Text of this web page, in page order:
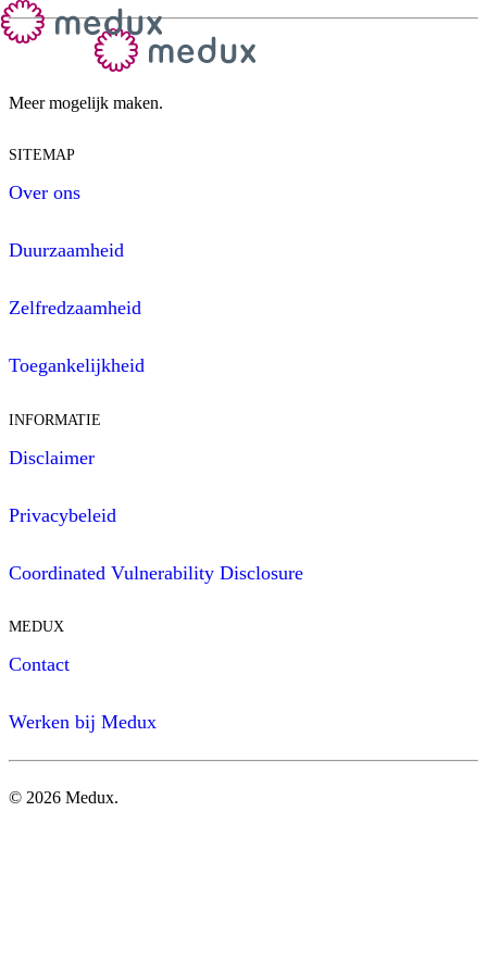
Meer mogelijk maken.
SITEMAP
Over ons
Duurzaamheid
Zelfredzaamheid
Toegankelijkheid
INFORMATIE
Disclaimer
Privacybeleid
Coordinated Vulnerability Disclosure
MEDUX
Contact
Werken bij Medux
© 2026 Medux.